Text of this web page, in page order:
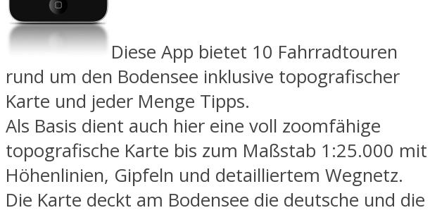
Diese App bietet 10 Fahrradtouren
rund um den Bodensee inklusive topografischer
Karte und jeder Menge Tipps.
Als Basis dient auch hier eine voll zoomfähige
topografische Karte bis zum Maßstab 1:25.000 mit
Höhenlinien, Gipfeln und detailliertem Wegnetz.
Die Karte deckt am Bodensee die deutsche und die